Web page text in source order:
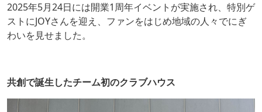
2025年5月24日には開業1周年イベントが実施され、特別ゲ
ストにJOYさんを迎え、ファンをはじめ地域の人々でにぎ
わいを見せました。
共創で誕生したチーム初のクラブハウス